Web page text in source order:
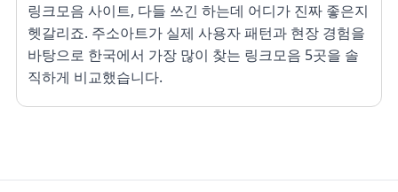
링크모음 사이트, 다들 쓰긴 하는데 어디가 진짜 좋은지
헷갈리죠. 주소아트가 실제 사용자 패턴과 현장 경험을
바탕으로 한국에서 가장 많이 찾는 링크모음 5곳을 솔
직하게 비교했습니다.